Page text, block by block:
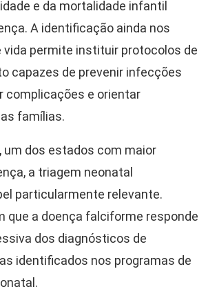
e da mortalidade infantil
A identificação ainda nos
vida permite instituir protocolos de
capazes de prevenir infecções
complicações e orientar
famílias.
um dos estados com maior
a triagem neonatal
particularmente relevante.
que a doença falciforme responde
dos diagnósticos de
identificados nos programas de